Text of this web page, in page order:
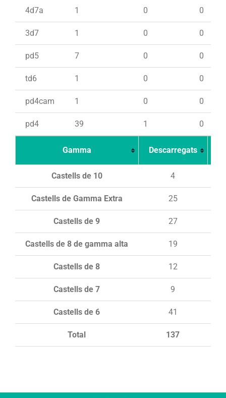
4d7a 1 0 0
3d7 1 0 0
pd5 7 0 0
td6 1 0 0
pd4cam 1 0 0
pd4 39 1 0
Gamma Descarregats
Total 137
Castells de 10 4
Castells de Gamma Extra 25
Castells de 9 27
Castells de 8 de gamma alta 19
Castells de 8 12
Castells de 7 9
Castells de 6 41